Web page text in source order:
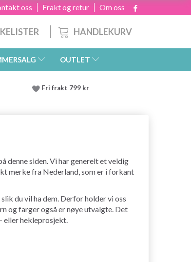
Om oss
Frakt og retur
oss
HANDLEKURV
OUTLET
Fri frakt 799 kr
siden. Vi har generelt et veldig
merke fra Nederland, som er i forkant
du vil ha dem. Derfor holder vi oss
og farger også er nøye utvalgte. Det
eller hekleprosjekt.